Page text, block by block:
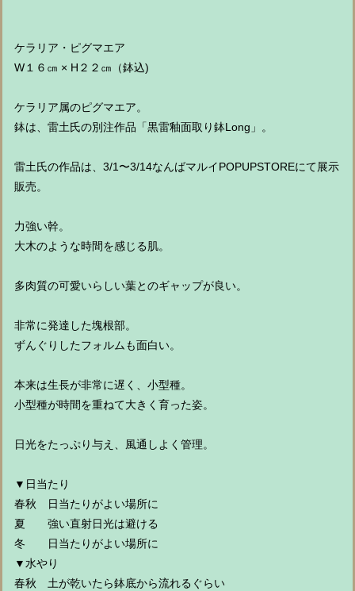
ケラリア・ピグマエア
W１６㎝ × H２２㎝（鉢込)
ケラリア属のピグマエア。
鉢は、雷土氏の別注作品「黒雷釉面取り鉢Long」。
雷土氏の作品は、3/1〜3/14なんばマルイPOPUPSTOREにて展示
販売。
力強い幹。
大木のような時間を感じる肌。
多肉質の可愛いらしい葉とのギャップが良い。
非常に発達した塊根部。
ずんぐりしたフォルムも面白い。
本来は生長が非常に遅く、小型種。
小型種が時間を重ねて大きく育った姿。
日光をたっぷり与え、風通しよく管理。
▼日当たり
春秋 日当たりがよい場所に
夏 強い直射日光は避ける
冬 日当たりがよい場所に
▼水やり
春秋 土が乾いたら鉢底から流れるぐらい